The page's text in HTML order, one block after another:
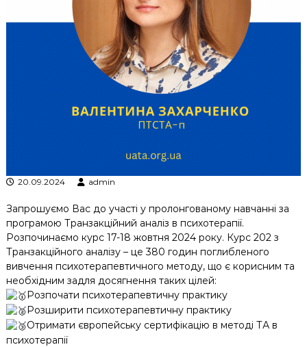
й
н
о
а
у
20.09.2024 admin
Запрошуємо Вас до участі у пролонгованому навчанні за
програмою Транзакційний аналіз в психотерапії.
Розпочинаємо курс 17-18 жовтня 2024 року. Курс 202 з
Транзакційного аналізу – це 380 годин поглибленого
вивчення психотерапевтичного методу, що є корисним та
необхідним задля досягнення таких цілей:
Розпочати психотерапевтичну практику
Розширити психотерапевтичну практику
Отримати європейську сертифікацію в методі ТА в
психотерапії